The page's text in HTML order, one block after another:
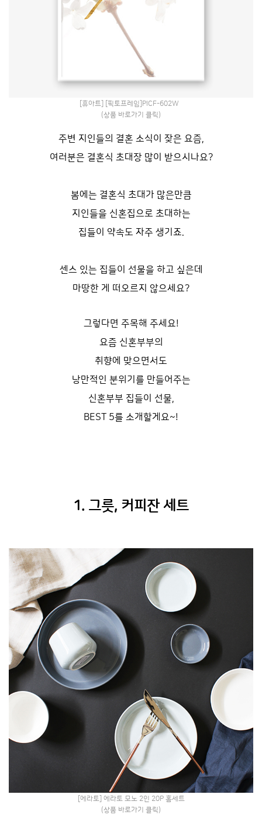
[휴아트] [픽토프레임]PICF-602W
(상품 바로가기 클릭)
주변 지인들의 결혼 소식이 잦은 요즘,
여러분은 결혼식 초대장 많이 받으시나요?
봄에는 결혼식 초대가 많은만큼
지인들을 신혼집으로 초대하는
집들이 약속도 자주 생기죠.
센스 있는 집들이 선물을 하고 싶은데
마땅한 게 떠오르지 않으세요?
그렇다면 주목해 주세요!
요즘 신혼부부의
취향에 맞으면서도
낭만적인 분위기를 만들어주는
신혼부부 집들이 선물,
BEST 5를 소개할게요~!
1. 그릇, 커피잔 세트
[에라토] 에라토 모노 2인 20P 홈세트
(상품 바로가기 클릭)